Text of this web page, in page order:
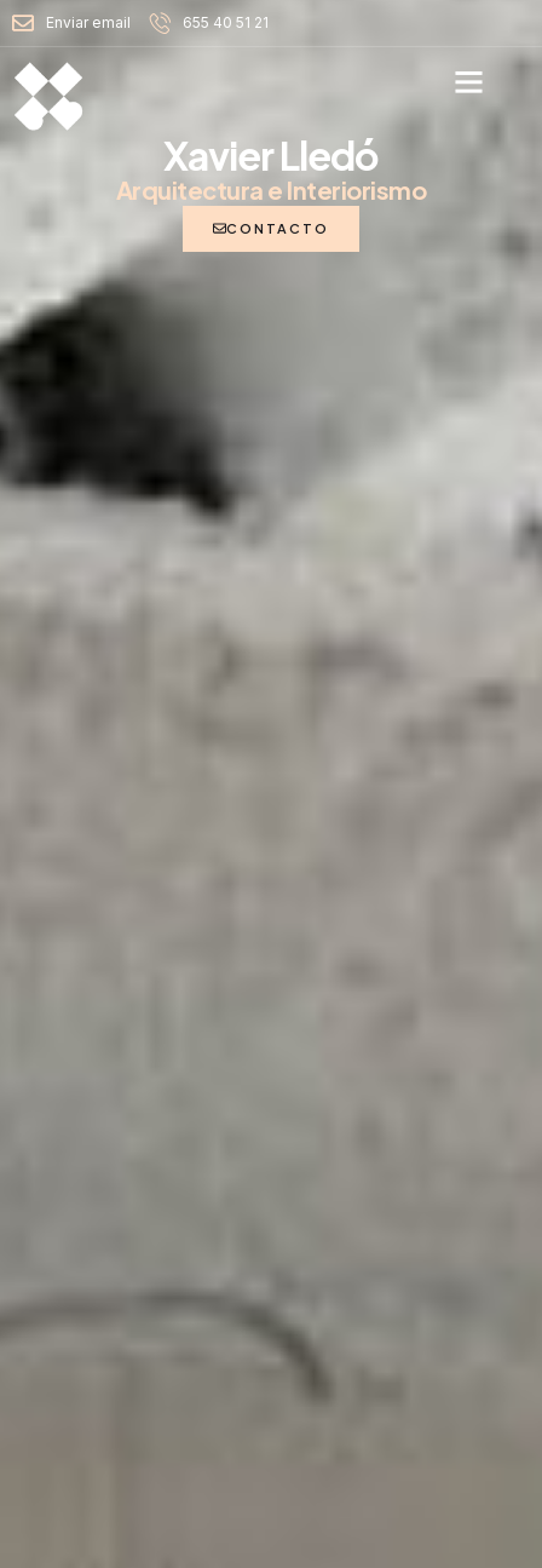
Enviar email 655 40 51 21
Xavier Lledó
Arquitectura e Interiorismo
CONTACTO